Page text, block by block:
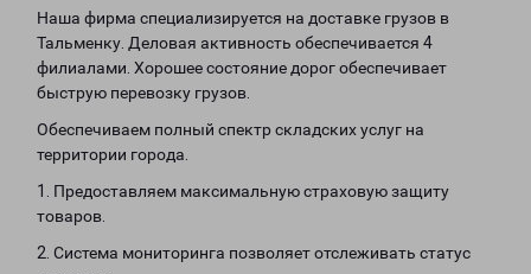
Наша фирма специализируется на доставке грузов в
Тальменку. Деловая активность обеспечивается 4
филиалами. Хорошее состояние дорог обеспечивает
быструю перевозку грузов.
Обеспечиваем полный спектр складских услуг на
территории города.
1. Предоставляем максимальную страховую защиту
товаров.
2. Система мониторинга позволяет отслеживать статус